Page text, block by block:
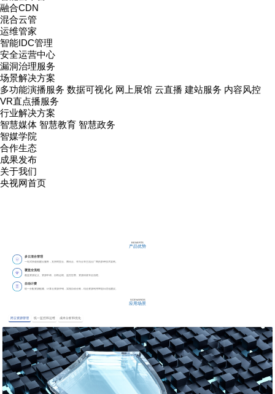
融合CDN
混合云管
运维管家
智能IDC管理
安全运营中心
漏洞治理服务
场景解决方案
多功能演播服务 数据可视化 网上展馆 云直播 建站服务 内容风控
VR直点播服务
行业解决方案
智慧媒体 智慧教育 智慧政务
智媒学院
合作生态
成果发布
关于我们
央视网首页
BENEFITS
产品优势
多云混合管理
一站式快速创建云服务，支持阿里云、腾讯云、华为云等主流云厂商的多种技术架构。
覆盖全流程
覆盖资源定义、资源申请、自助运维、监控告警、资源回收等全流程。
自动计费
统一分配资源配额、计算云资源开销，实现自动分账，结合资源利用率提出优化建议。
SCENARIOS
应用场景
跨云资源管理 统一监控和运维 成本分析和优化